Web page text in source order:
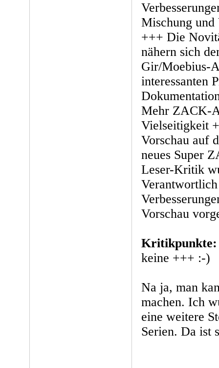
Mischung
+++ Die
nähern sich
Gir/Moebius-
interessanten
Mehr ZACK-
Vielseitigkeit
Vorschau auf
neues Super
Leser-Kritik
Vorschau
keine +++ :-)
Na ja, man
machen. Ich
eine weitere
Serien. Da